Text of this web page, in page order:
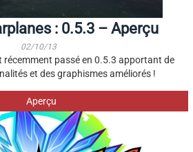
: 0.5.3 – Aperçu
02/10/13
récemment passé en 0.5.3 apportant de
et des graphismes améliorés !
Aperçu